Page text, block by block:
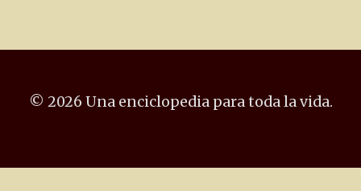
© 2026 Una enciclopedia para toda la vida.